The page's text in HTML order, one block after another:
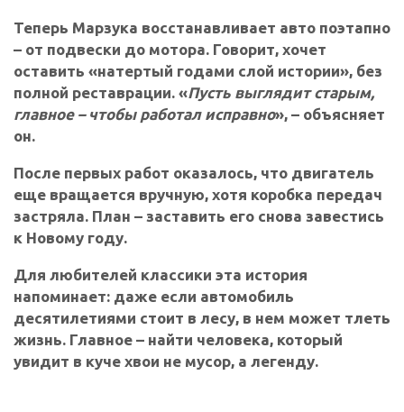
Теперь Марзука восстанавливает авто поэтапно
– от подвески до мотора. Говорит, хочет
оставить «натертый годами слой истории», без
полной реставрации. «Пусть выглядит старым,
главное – чтобы работал исправно», – объясняет
он.
После первых работ оказалось, что двигатель
еще вращается вручную, хотя коробка передач
застряла. План – заставить его снова завестись
к Новому году.
Для любителей классики эта история
напоминает: даже если автомобиль
десятилетиями стоит в лесу, в нем может тлеть
жизнь. Главное – найти человека, который
увидит в куче хвои не мусор, а легенду.